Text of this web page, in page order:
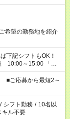
希望の勤務地を紹介
～15:00 「家
飯の準備がしたい」
望を教えてください
40時間を超える場
■ご応募から最短2～
/ シフト勤務 / 10名以
キル不要